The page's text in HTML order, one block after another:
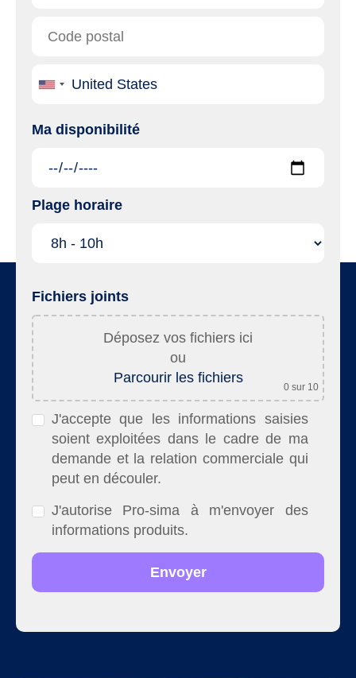
Ma disponibilité
Plage horaire
Fichiers joints
Déposez vos fichiers ici
ou
Parcourir les fichiers
0 sur 10
J'accepte que les informations saisies
soient exploitées dans le cadre de ma
demande et la relation commerciale qui
peut en découler.
J'autorise Pro-sima à m'envoyer des
informations produits.